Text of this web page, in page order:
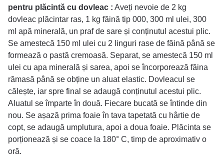
pentru plăcintă cu dovleac : Aveți nevoie de 2 kg
dovleac plăcintar ras, 1 kg făină tip 000, 300 ml ulei, 300
ml apă minerală, un praf de sare și conținutul acestui plic.
Se amestecă 150 ml ulei cu 2 linguri rase de făină până se
formează o pastă cremoasă. Separat, se amestecă 150 ml
ulei cu apa minerală și sarea, apoi se încorporează făina
rămasă până se obține un aluat elastic. Dovleacul se
călește, iar spre final se adaugă conținutul acestui plic.
Aluatul se împarte în două. Fiecare bucată se întinde din
nou. Se așază prima foaie în tava tapetată cu hârtie de
copt, se adaugă umplutura, apoi a doua foaie. Plăcinta se
porționează și se coace la 180­° C, timp de aproximativ o
oră.